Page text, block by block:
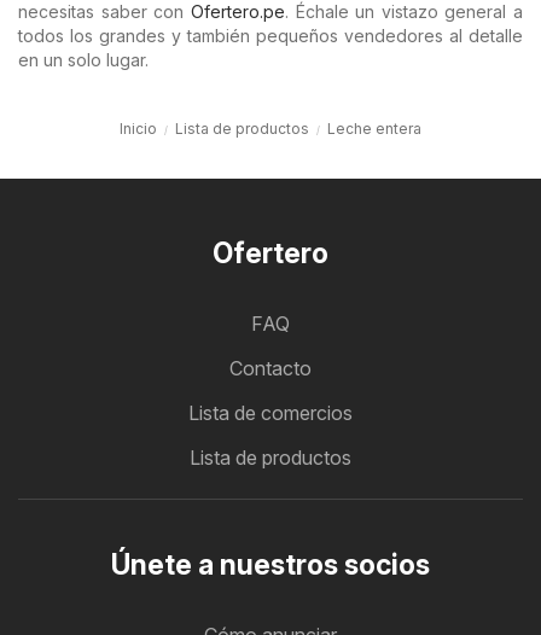
necesitas saber con Ofertero.pe. Échale un vistazo general a
todos los grandes y también pequeños vendedores al detalle
en un solo lugar.
Inicio Lista de productos Leche entera
Ofertero
FAQ
Contacto
Lista de comercios
Lista de productos
Únete a nuestros socios